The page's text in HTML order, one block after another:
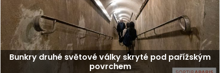
Bunkry druhé světové války skryté pod pařížským
povrchem